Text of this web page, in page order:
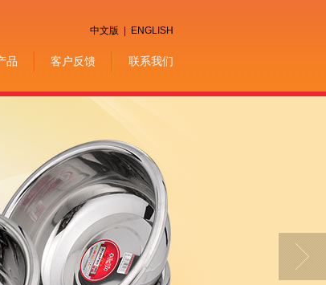
中文版 ENGLISH
品 客户反馈 联系我们